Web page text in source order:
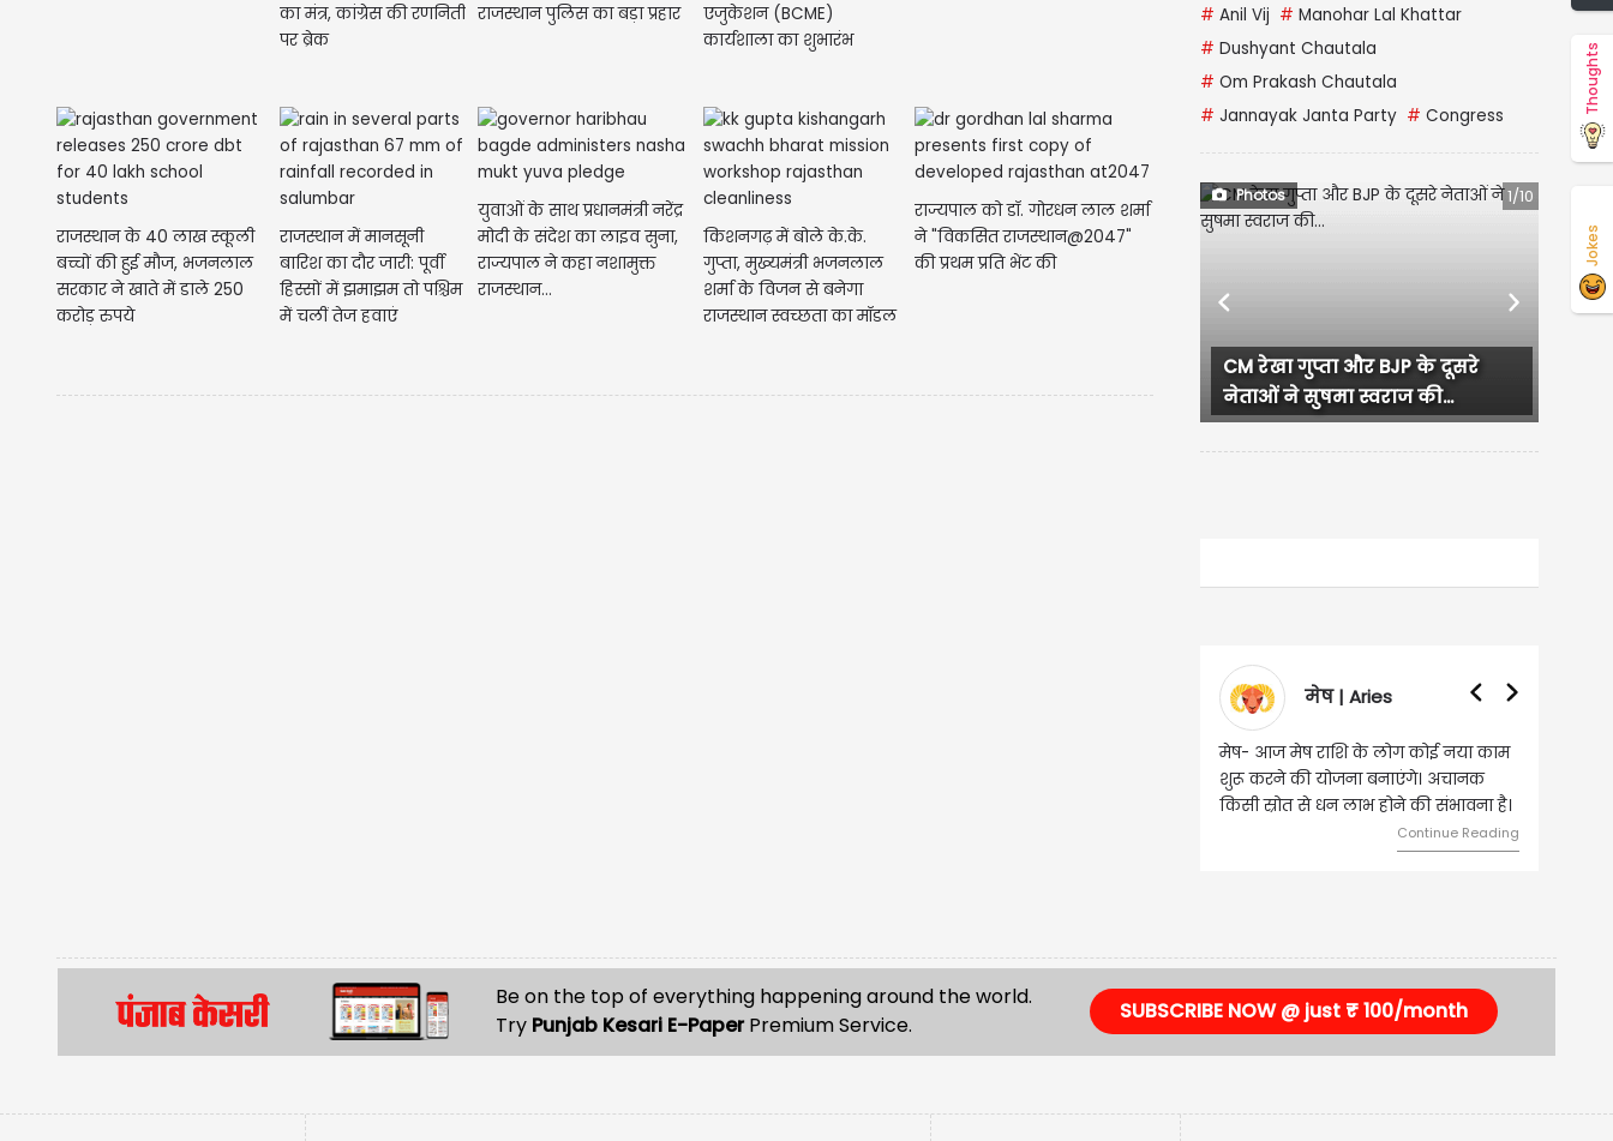
का मंत्र, कांग्रेस की रणनिती
पर ब्रेक
राजस्थान पुलिस का बड़ा प्रहार
एजुकेशन (BCME)
कार्यशाला का शुभारंभ
राजस्थान के 40 लाख स्कूली
बच्चों की हुई मौज, भजनलाल
सरकार ने खाते में डाले 250
करोड़ रुपये
राजस्थान में मानसूनी
बारिश का दौर जारी: पूर्वी
हिस्सों में झमाझम तो पश्चिम
में चलीं तेज हवाएं
युवाओं के साथ प्रधानमंत्री नरेंद्र
मोदी के संदेश का लाइव सुना,
राज्यपाल ने कहा नशामुक्त
राजस्थान...
किशनगढ़ में बोले के.के.
गुप्ता, मुख्यमंत्री भजनलाल
शर्मा के विजन से बनेगा
राजस्थान स्वच्छता का मॉडल
राज्यपाल को डॉ. गोरधन लाल शर्मा
ने "विकसित राजस्थान@2047"
की प्रथम प्रति भेंट की
# Anil Vij # Manohar Lal Khattar
# Dushyant Chautala
# Om Prakash Chautala
# Jannayak Janta Party # Congress
Photos 1/10
नेताओं ने सुषमा स्वराज की...
लुधियाना में कांग्रेस कार्यक्रम दौरान
हंगामा, प्रदेश...
Previous Next
मेष- आज मेष राशि के लोग कोई नया काम
शुरू करने की योजना बनाएंगे। अचानक
किसी स्रोत से धन लाभ होने की संभावना है।
वृषभ | Taurus
वृष - आज ऐसे व्यक्ति से मुलाकात होगी,
जिससे भविष्य में बड़े फायदे हो सकते हैं।
दांपत्य जीवन में मधुरता बनी रहेगी।
Continue Reading
Be on the top of everything happening around the world.
Try Punjab Kesari E-PaperPremium Service.
SUBSCRIBE NOW @ just ₹ 100/month
Thoughts
Jokes